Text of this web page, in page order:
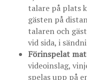
talare på plats
gästen på
talaren och
vid sida, i
Förinspelat
videoinslag,
spelas upp på